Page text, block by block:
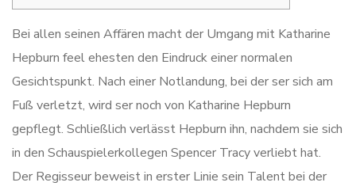
Bei allen seinen Affären macht der Umgang mit Katharine
Hepburn feel ehesten den Eindruck einer normalen
Gesichtspunkt. Nach einer Notlandung, bei der ser sich am
Fuß verletzt, wird ser noch von Katharine Hepburn
gepflegt. Schließlich verlässt Hepburn ihn, nachdem sie sich
in den Schauspielerkollegen Spencer Tracy verliebt hat.
Der Regisseur beweist in erster Linie sein Talent bei der